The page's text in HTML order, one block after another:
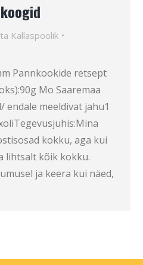
Kallaspoolik
Pannkookide retsept
Mo Saaremaa
endale meeldivat jahu1
kokku, aga kui
lihtsalt kõik kokku.
ja keera kui näed,